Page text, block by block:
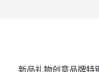
新品礼物创意品牌特